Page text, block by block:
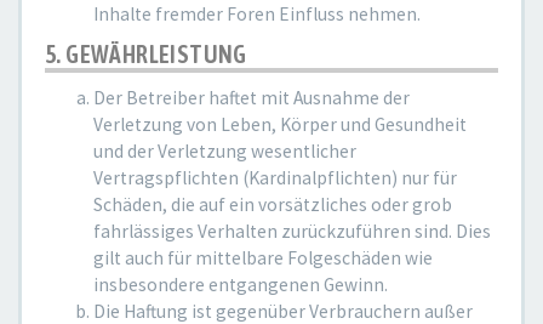
Inhalte fremder Foren Einfluss nehmen.
5. GEWÄHRLEISTUNG
Der Betreiber haftet mit Ausnahme der
Verletzung von Leben, Körper und Gesundheit
und der Verletzung wesentlicher
Vertragspflichten (Kardinalpflichten) nur für
Schäden, die auf ein vorsätzliches oder grob
fahrlässiges Verhalten zurückzuführen sind. Dies
gilt auch für mittelbare Folgeschäden wie
insbesondere entgangenen Gewinn.
Die Haftung ist gegenüber Verbrauchern außer